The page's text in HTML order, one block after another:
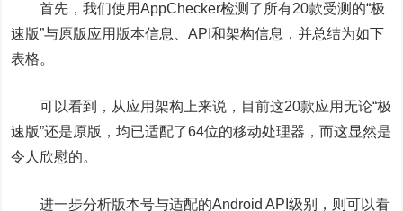
首先，我们使用AppChecker检测了所有20款受测的“极
速版”与原版应用版本信息、API和架构信息，并总结为如下
表格。
可以看到，从应用架构上来说，目前这20款应用无论“极
速版”还是原版，均已适配了64位的移动处理器，而这显然是
令人欣慰的。
进一步分析版本号与适配的Android API级别，则可以看